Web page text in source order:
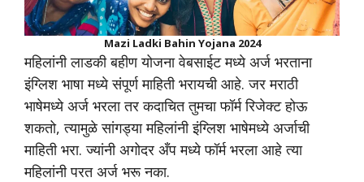
Mazi Ladki Bahin Yojana 2024
महिलांनी लाडकी बहीण योजना वेबसाईट मध्ये अर्ज भरताना
इंग्लिश भाषा मध्ये संपूर्ण माहिती भरायची आहे. जर मराठी
भाषेमध्ये अर्ज भरला तर कदाचित तुमचा फॉर्म रिजेक्ट होऊ
शकतो, त्यामुळे सांगड्या महिलांनी इंग्लिश भाषेमध्ये अर्जाची
माहिती भरा. ज्यांनी अगोदर अँप मध्ये फॉर्म भरला आहे त्या
महिलांनी परत अर्ज भरू नका.